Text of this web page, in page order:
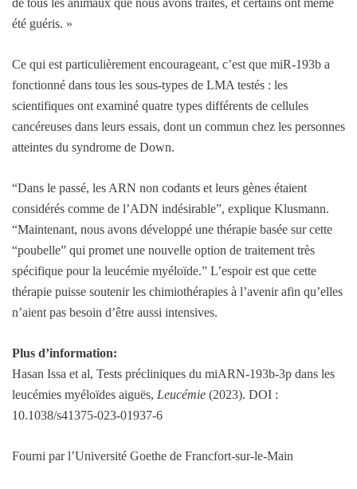
de tous les animaux que nous avons traités, et certains ont même
été guéris. »
Ce qui est particulièrement encourageant, c’est que miR-193b a
fonctionné dans tous les sous-types de LMA testés : les
scientifiques ont examiné quatre types différents de cellules
cancéreuses dans leurs essais, dont un commun chez les personnes
atteintes du syndrome de Down.
“Dans le passé, les ARN non codants et leurs gènes étaient
considérés comme de l’ADN indésirable”, explique Klusmann.
“Maintenant, nous avons développé une thérapie basée sur cette
“poubelle” qui promet une nouvelle option de traitement très
spécifique pour la leucémie myéloïde.” L’espoir est que cette
thérapie puisse soutenir les chimiothérapies à l’avenir afin qu’elles
n’aient pas besoin d’être aussi intensives.
Plus d’information:
Hasan Issa et al, Tests précliniques du miARN-193b-3p dans les
leucémies myéloïdes aiguës, Leucémie (2023). DOI :
10.1038/s41375-023-01937-6
Fourni par l’Université Goethe de Francfort-sur-le-Main